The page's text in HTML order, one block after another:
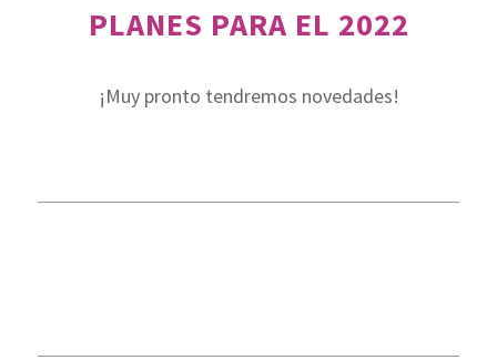
PLANES PARA EL 2022
¡Muy pronto tendremos novedades!